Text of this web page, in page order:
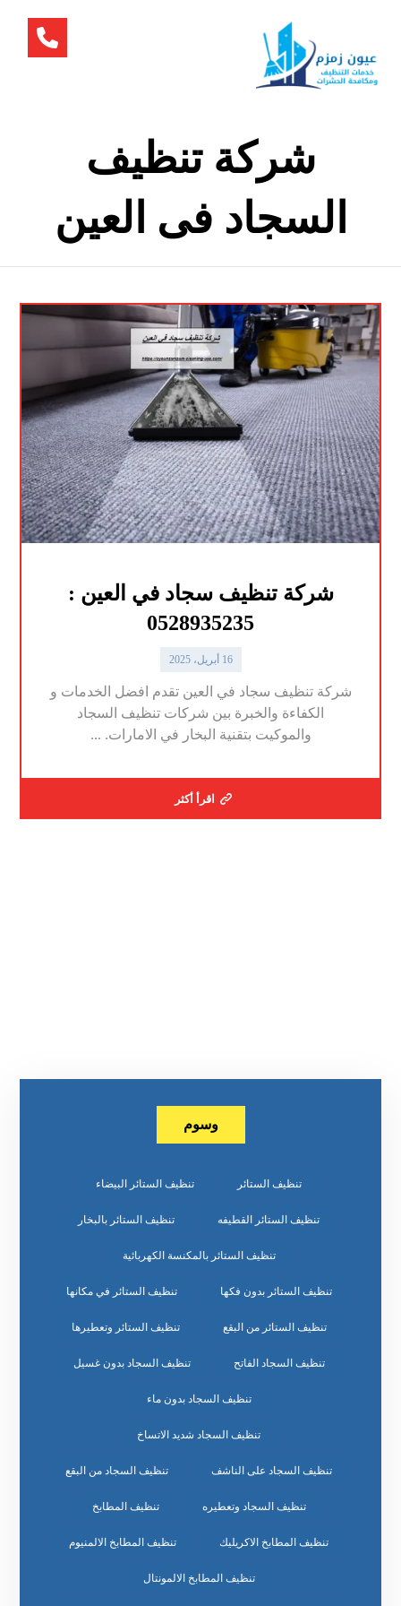
شركة تنظيف
السجاد فى العين
شركة تنظيف سجاد في العين :
0528935235
16 أبريل، 2025
شركة تنظيف سجاد في العين تقدم افضل الخدمات و
الكفاءة والخبرة بين شركات تنظيف السجاد
والموكيت بتقنية البخار في الامارات. ...
اقرأ أكثر
وسوم
تنظيف الستائر تنظيف الستائر البيضاء
تنظيف الستائر القطيفه تنظيف الستائر بالبخار
تنظيف الستائر بالمكنسة الكهربائية
تنظيف الستائر بدون فكها تنظيف الستائر في مكانها
تنظيف الستائر من البقع تنظيف الستائر وتعطيرها
تنظيف السجاد الفاتح تنظيف السجاد بدون غسيل
تنظيف السجاد بدون ماء
تنظيف السجاد شديد الاتساخ
تنظيف السجاد على الناشف تنظيف السجاد من البقع
تنظيف السجاد وتعطيره تنظيف المطابخ
تنظيف المطابخ الاكريليك تنظيف المطابخ الالمنيوم
تنظيف المطابخ الالمونتال